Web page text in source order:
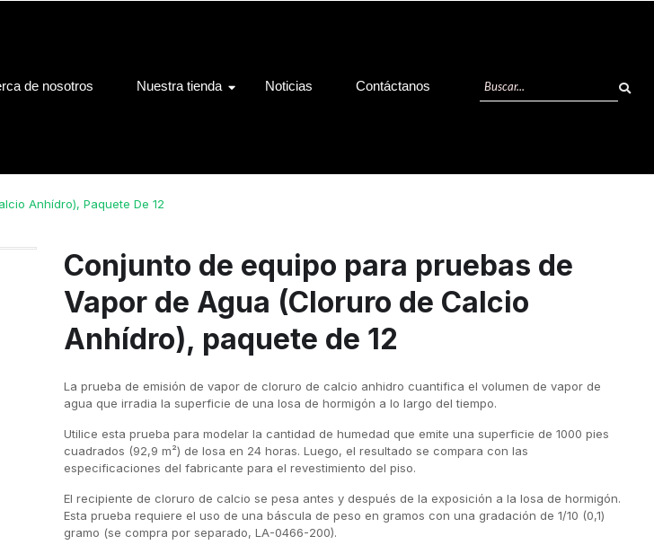
de nosotros Nuestra tienda Noticias Contáctanos
Anhídro), Paquete De 12
Conjunto de equipo para pruebas de
Vapor de Agua (Cloruro de Calcio
Anhídro), paquete de 12
La prueba de emisión de vapor de cloruro de calcio anhidro cuantifica el volumen de vapor de
agua que irradia la superficie de una losa de hormigón a lo largo del tiempo.
Utilice esta prueba para modelar la cantidad de humedad que emite una superficie de 1000 pies
cuadrados (92,9 m²) de losa en 24 horas. Luego, el resultado se compara con las
especificaciones del fabricante para el revestimiento del piso.
El recipiente de cloruro de calcio se pesa antes y después de la exposición a la losa de hormigón.
Esta prueba requiere el uso de una báscula de peso en gramos con una gradación de 1/10 (0,1)
gramo (se compra por separado, LA-0466-200).